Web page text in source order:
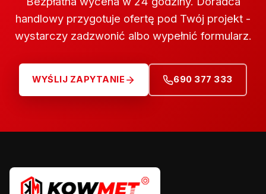
handlowy przygotuje ofertę pod Twój projekt -
wystarczy zadzwonić albo wypełnić formularz.
WYŚLIJ ZAPYTANIE 690 377 333